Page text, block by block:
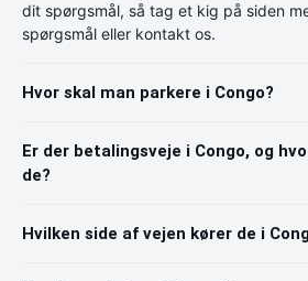
dit spørgsmål, så tag et kig på siden
spørgsmål eller kontakt os.
Hvor skal man parkere i Congo?
Er der betalingsveje i Congo, og
de?
Hvilken side af vejen kører de i